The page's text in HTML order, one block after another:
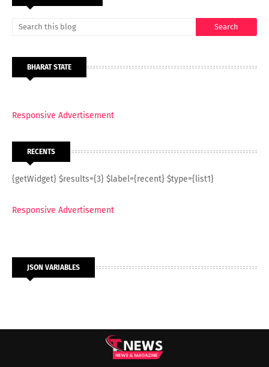
BHARAT STATE
Responsive Advertisement
RECENTS
{getWidget} $results={3} $label={recent} $type={list1}
Responsive Advertisement
JSON VARIABLES